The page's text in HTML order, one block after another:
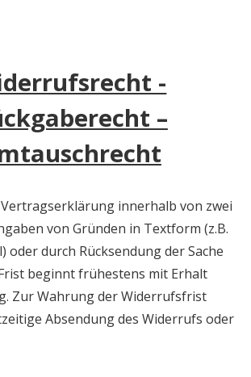
-
–
innerhalb von zwei
von Gründen in Textform (z.B.
oder durch Rücksendung der Sache
beginnt frühestens mit Erhalt
Zur Wahrung der Widerrufsfrist
Absendung des Widerrufs oder